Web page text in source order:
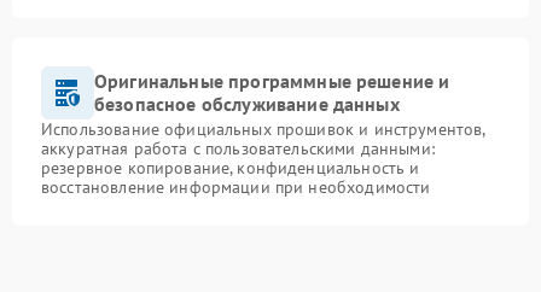
Оригинальные программные решение и
безопасное обслуживание данных
Использование официальных прошивок и инструментов,
аккуратная работа с пользовательскими данными:
резервное копирование, конфиденциальность и
восстановление информации при необходимости